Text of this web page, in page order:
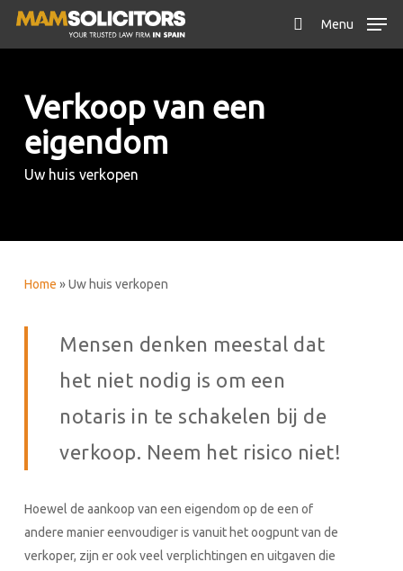
Skip
Menu
Verkoop van een
eigendom
Uw huis verkopen
Home »Uw huis verkopen
Mensen denken meestal dat
het niet nodig is om een
notaris in te schakelen bij de
verkoop. Neem het risico niet!
Hoewel de aankoop van een eigendom op de een of
andere manier eenvoudiger is vanuit het oogpunt van de
verkoper, zijn er ook veel verplichtingen en uitgaven die